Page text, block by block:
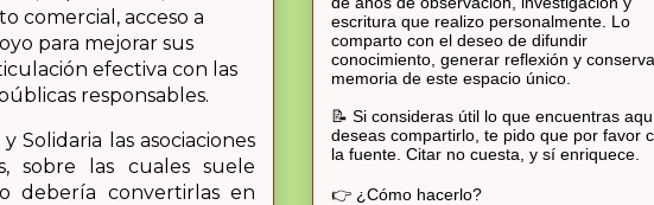
comercial, acceso a
para mejorar sus
efectiva con las
responsables.
las asociaciones
sobre las cuales suele
debería convertirlas en
escritura que realizo personalmente. Lo
comparto con el deseo de difundir
conocimiento, generar reflexión y
memoria de este espacio único.
📝 Si consideras útil lo que encuentras
deseas compartirlo, te pido que por favor
la fuente. Citar no cuesta, y sí enriquece.
👉 ¿Cómo hacerlo?